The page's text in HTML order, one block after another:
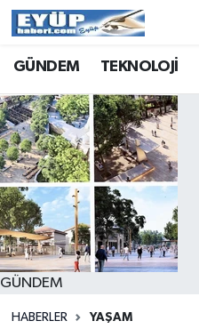
GÜNDEM TEKNOLOJİ
GÜNDEM
HABERLER YAŞAM